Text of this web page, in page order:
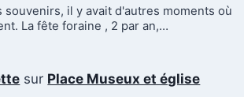
souvenirs, il y avait d'autres moments où
La fête foraine , 2 par an,…
sur Place Museux et église